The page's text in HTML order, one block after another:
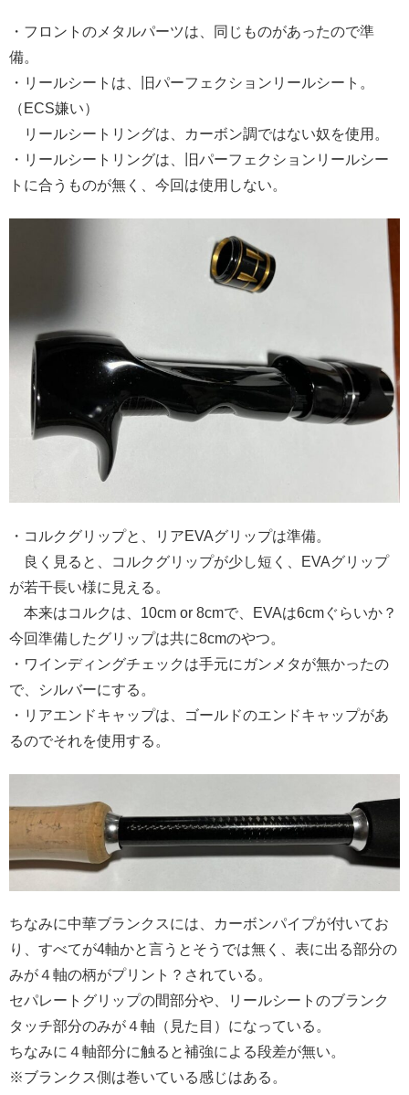
・フロントのメタルパーツは、同じものがあったので準
備。
・リールシートは、旧パーフェクションリールシート。
（ECS嫌い）
リールシートリングは、カーボン調ではない奴を使用。
・リールシートリングは、旧パーフェクションリールシー
トに合うものが無く、今回は使用しない。
・コルクグリップと、リアEVAグリップは準備。
良く見ると、コルクグリップが少し短く、EVAグリップ
が若干長い様に見える。
本来はコルクは、10cm or 8cmで、EVAは6cmぐらいか？
今回準備したグリップは共に8cmのやつ。
・ワインディングチェックは手元にガンメタが無かったの
で、シルバーにする。
・リアエンドキャップは、ゴールドのエンドキャップがあ
るのでそれを使用する。
ちなみに中華ブランクスには、カーボンパイプが付いてお
り、すべてが4軸かと言うとそうでは無く、表に出る部分の
みが４軸の柄がプリント？されている。
セパレートグリップの間部分や、リールシートのブランク
タッチ部分のみが４軸（見た目）になっている。
ちなみに４軸部分に触ると補強による段差が無い。
※ブランクス側は巻いている感じはある。